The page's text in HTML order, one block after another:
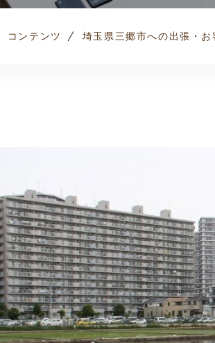
コンテンツ 埼玉県三郷市への出張・お